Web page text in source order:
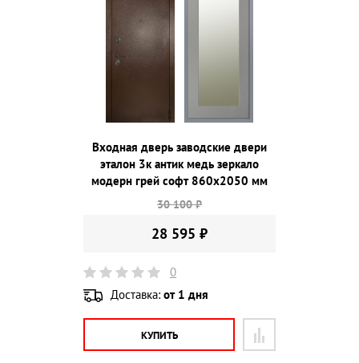
Входная дверь заводские двери
эталон 3к антик медь зеркало
модерн грей софт 860х2050 мм
30 100 ₽
28 595 ₽
0
Доставка: от 1 дня
КУПИТЬ